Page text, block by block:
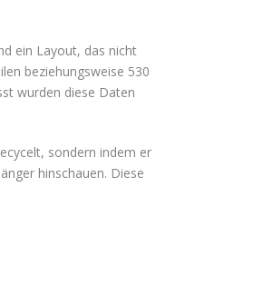
ein Layout, das nicht
beziehungsweise 530
wurden diese Daten
sondern indem er
hinschauen. Diese